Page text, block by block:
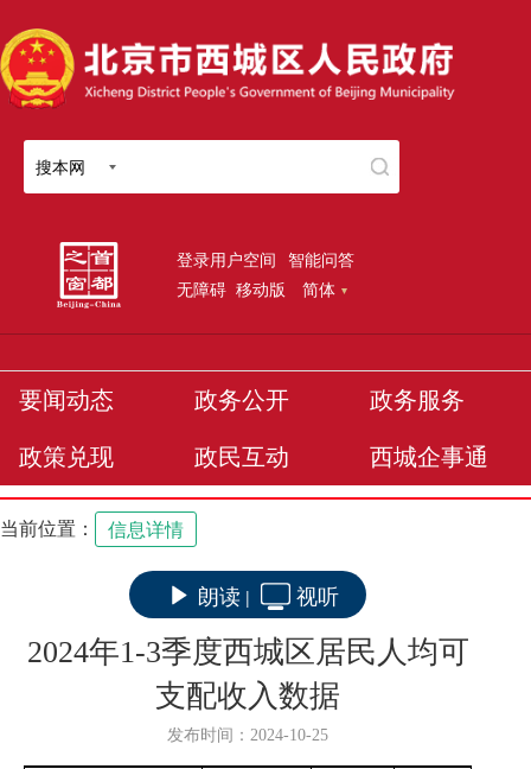
搜本网
登录用户空间 智能问答
无障碍 移动版 简体
要闻动态 政务公开 政务服务
政策兑现 政民互动 西城企事通
当前位置： 信息详情
朗读 | 视听
2024年1-3季度西城区居民人均可
支配收入数据
发布时间：2024-10-25